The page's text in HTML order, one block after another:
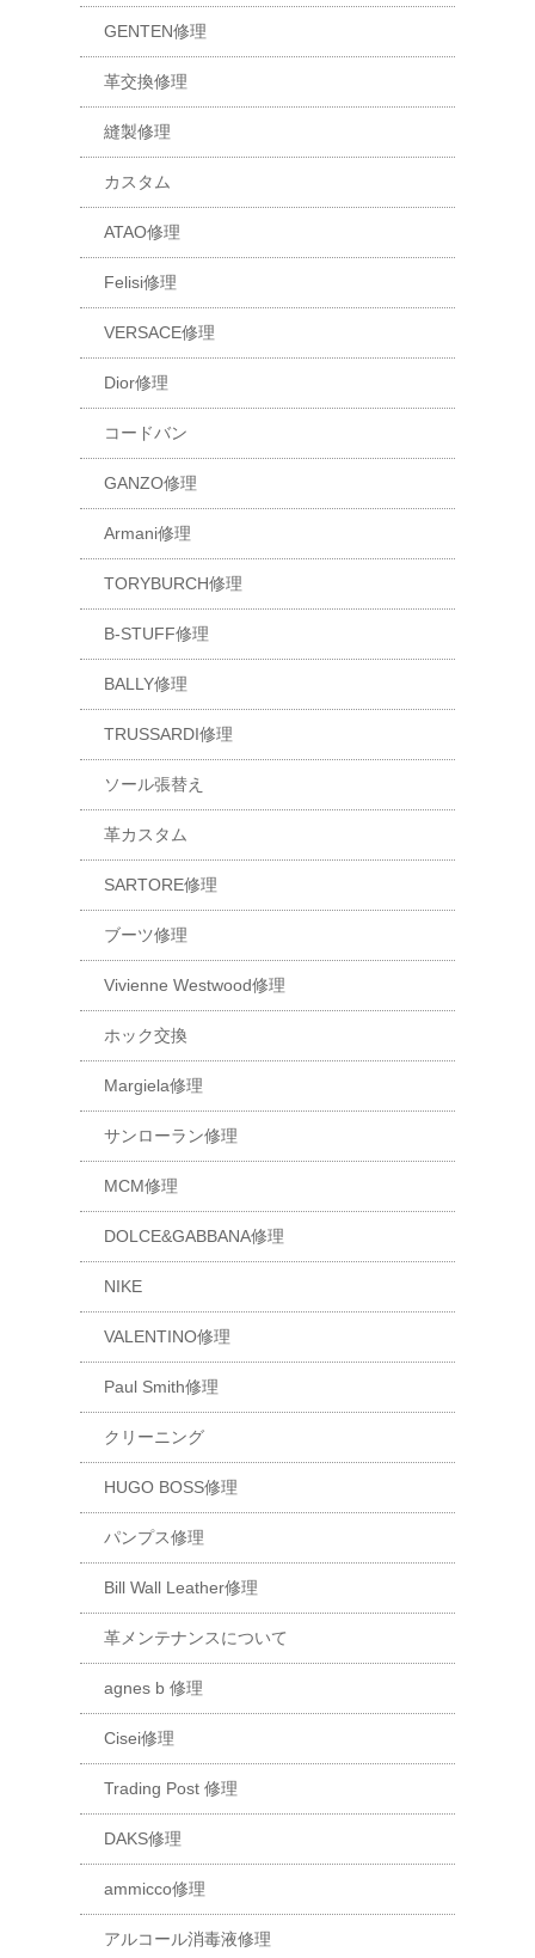
GENTEN修理
革交換修理
縫製修理
カスタム
ATAO修理
Felisi修理
VERSACE修理
Dior修理
コードバン
GANZO修理
Armani修理
TORYBURCH修理
B-STUFF修理
BALLY修理
TRUSSARDI修理
ソール張替え
革カスタム
SARTORE修理
ブーツ修理
Vivienne Westwood修理
ホック交換
Margiela修理
サンローラン修理
MCM修理
DOLCE&GABBANA修理
NIKE
VALENTINO修理
Paul Smith修理
クリーニング
HUGO BOSS修理
パンプス修理
Bill Wall Leather修理
革メンテナンスについて
agnes b 修理
Cisei修理
Trading Post 修理
DAKS修理
ammicco修理
アルコール消毒液修理